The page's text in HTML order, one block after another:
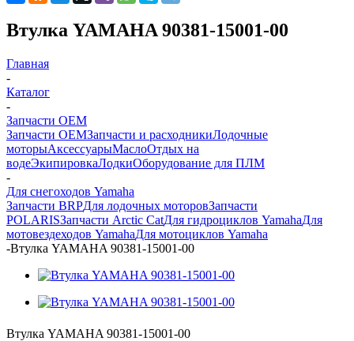
Втулка YAMAHA 90381-15001-00
Главная
-
Каталог
-
Запчасти OEM
Запчасти OEMЗапчасти и расходникиЛодочные
моторыАксессуарыМаслоОтдых на
водеЭкипировкаЛодкиОборудование для ПЛМ
-
Для снегоходов Yamaha
Запчасти BRPДля лодочных моторовЗапчасти
POLARISЗапчасти Arctic CatДля гидроциклов YamahaДля
мотовездеходов YamahaДля мотоциклов Yamaha
-Втулка YAMAHA 90381-15001-00
Втулка YAMAHA 90381-15001-00